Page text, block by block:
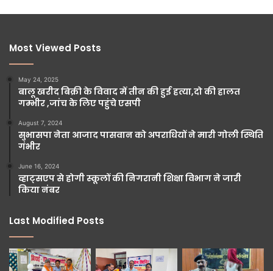
Most Viewed Posts
May 24, 2025
बालू खरीद बिक्री के विवाद में तीन की हुई हत्या,दो की हालत
गम्भीर ,जांच के लिए पहुंचे एसपी
August 7, 2024
सुभासपा नेता आजाद पासवान को अपराधियों ने मारी गोली स्थिति
गंभीर
June 16, 2024
व्हाट्सएप से होगी स्कूलों की निगरानी शिक्षा विभाग ने जारी
किया नंबर
Last Modified Posts